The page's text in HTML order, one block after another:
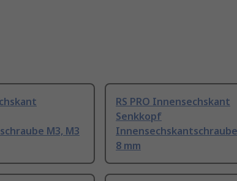
M3, M3
RS PRO Innensechskant
Senkkopf
8 mm